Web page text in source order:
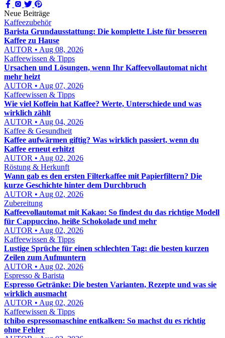
Neue Beiträge
Kaffeezubehör
Barista Grundausstattung: Die komplette Liste für besseren
Kaffee zu Hause
AUTOR • Aug 08, 2026
Kaffeewissen & Tipps
Ursachen und Lösungen, wenn Ihr Kaffeevollautomat nicht
mehr heizt
AUTOR • Aug 07, 2026
Kaffeewissen & Tipps
Wie viel Koffein hat Kaffee? Werte, Unterschiede und was
wirklich zählt
AUTOR • Aug 04, 2026
Kaffee & Gesundheit
Kaffee aufwärmen giftig? Was wirklich passiert, wenn du
Kaffee erneut erhitzt
AUTOR • Aug 02, 2026
Röstung & Herkunft
Wann gab es den ersten Filterkaffee mit Papierfiltern? Die
kurze Geschichte hinter dem Durchbruch
AUTOR • Aug 02, 2026
Zubereitung
Kaffeevollautomat mit Kakao: So findest du das richtige Modell
für Cappuccino, heiße Schokolade und mehr
AUTOR • Aug 02, 2026
Kaffeewissen & Tipps
Lustige Sprüche für einen schlechten Tag: die besten kurzen
Zeilen zum Aufmuntern
AUTOR • Aug 02, 2026
Espresso & Barista
Espresso Getränke: Die besten Varianten, Rezepte und was sie
wirklich ausmacht
AUTOR • Aug 02, 2026
Kaffeewissen & Tipps
tchibo espressomaschine entkalken: So machst du es richtig
ohne Fehler